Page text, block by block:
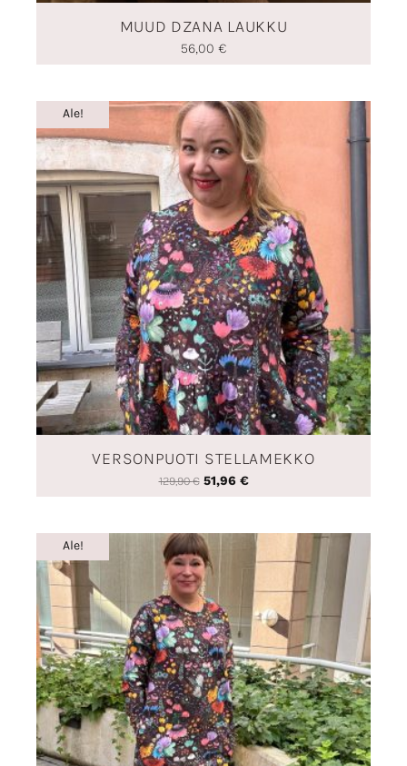
MUUD DZANA LAUKKU
56,00 €
Ale!
VERSONPUOTI STELLAMEKKO
129,90€
Alkuperäinen
hinta
oli:
129,90 €.
51,96 €
Nykyinen
hinta
on:
51,96 €.
Ale!
Alkuperäinen
hinta
oli:
89,90 €.
Nykyinen
hinta
on:
35,96 €.